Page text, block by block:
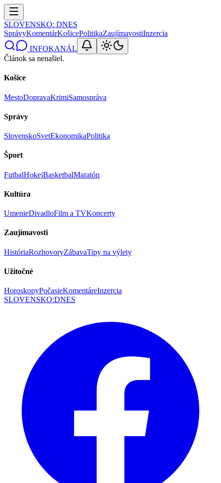
SLOVENSKO: DNES
SprávyKomentárKošicePolitikaZaujímavostiInzercia
INFOKANÁL
Článok sa nenašiel.
Košice
MestoDopravaKrimiSamospráva
Správy
SlovenskoSvetEkonomikaPolitika
Šport
FutbalHokejBasketbalMaratón
Kultúra
UmenieDivadloFilm a TVKoncerty
Zaujímavosti
HistóriaRozhovoryZábavaTipy na výlety
Užitočné
HoroskopyPočasieKomentáreInzercia
SLOVENSKO:DNES